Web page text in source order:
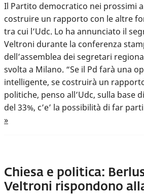
Il Partito democratico nei prossimi
costruire un rapporto con le altre
tra cui l’Udc. Lo ha annunciato il
Veltroni durante la conferenza
dell’assemblea dei segretari
svolta a Milano. “Se il Pd farà una
intelligente, se costruirà un
politiche, penso all’Udc, sulla base
del 33%, c’e’ la possibilità di far
»
Chiesa e politica:
Veltroni rispondono